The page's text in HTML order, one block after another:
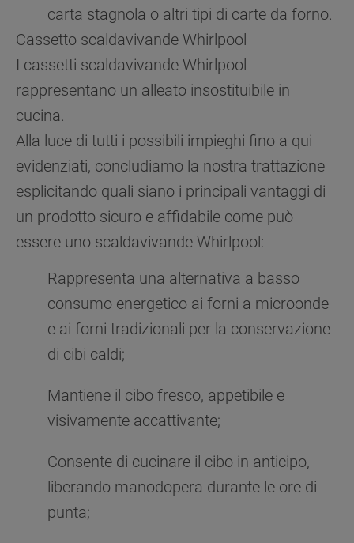
carta stagnola o altri tipi di carte da forno.
Cassetto scaldavivande Whirlpool
I cassetti scaldavivande Whirlpool
rappresentano un alleato insostituibile in
cucina.
Alla luce di tutti i possibili impieghi fino a qui
evidenziati, concludiamo la nostra trattazione
esplicitando quali siano i principali vantaggi di
un prodotto sicuro e affidabile come può
essere uno scaldavivande Whirlpool:
Rappresenta una alternativa a basso
consumo energetico ai forni a microonde
e ai forni tradizionali per la conservazione
di cibi caldi;
Mantiene il cibo fresco, appetibile e
visivamente accattivante;
Consente di cucinare il cibo in anticipo,
liberando manodopera durante le ore di
punta;